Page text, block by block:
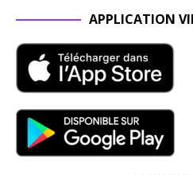
APPLICATION